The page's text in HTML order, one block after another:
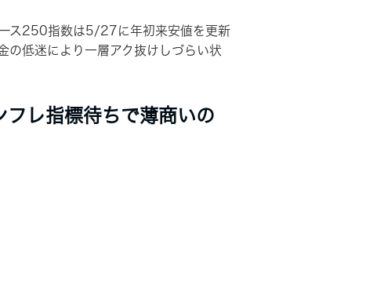
ス250指数は5/27に年初来安値を更新
の低迷により一層アク抜けしづらい状
フレ指標待ちで薄商いの